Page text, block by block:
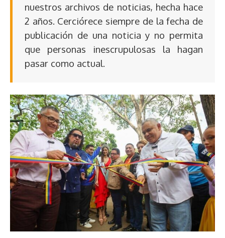
nuestros archivos de noticias, hecha hace
2 años. Cerciórece siempre de la fecha de
publicación de una noticia y no permita
que personas inescrupulosas la hagan
pasar como actual.